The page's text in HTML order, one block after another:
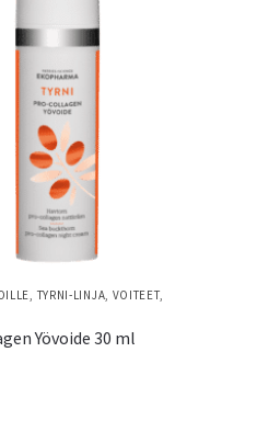
, TYRNI-LINJA, VOITEET,
Yövoide 30 ml